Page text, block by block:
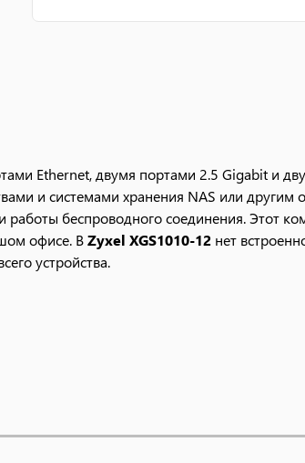
Ethernet, двумя портами 2.5 Gigabit и
и системами хранения NAS или
беспроводного соединения. Этот
офисе. ВZyxel XGS1010-12 нет
устройства.